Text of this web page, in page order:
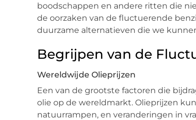
boodschappen en andere ritten die
de oorzaken van de fluctuerende
duurzame alternatieven die we
Begrijpen van de
Wereldwijde Olieprijzen
Een van de grootste factoren die
olie op de wereldmarkt. Olieprijzen
natuurrampen, en veranderingen in